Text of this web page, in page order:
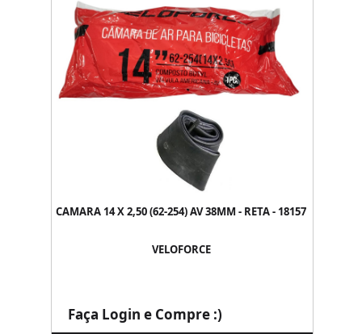
CAMARA 14 X 2,50 (62-254) AV 38MM - RETA - 18157
VELOFORCE
Faça Login e Compre :)